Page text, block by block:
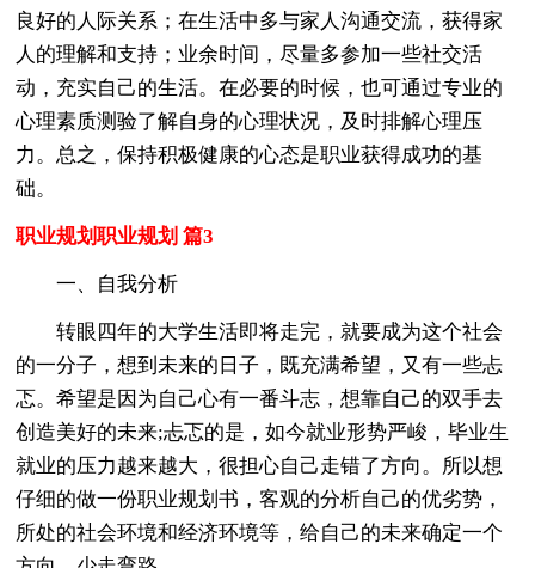
良好的人际关系；在生活中多与家人沟通交流，获得家
人的理解和支持；业余时间，尽量多参加一些社交活
动，充实自己的生活。在必要的时候，也可通过专业的
心理素质测验了解自身的心理状况，及时排解心理压
力。总之，保持积极健康的心态是职业获得成功的基
础。
职业规划职业规划 篇3
一、自我分析
转眼四年的大学生活即将走完，就要成为这个社会
的一分子，想到未来的日子，既充满希望，又有一些忐
忑。希望是因为自己心有一番斗志，想靠自己的双手去
创造美好的未来;忐忑的是，如今就业形势严峻，毕业生
就业的压力越来越大，很担心自己走错了方向。所以想
仔细的做一份职业规划书，客观的分析自己的优劣势，
所处的社会环境和经济环境等，给自己的未来确定一个